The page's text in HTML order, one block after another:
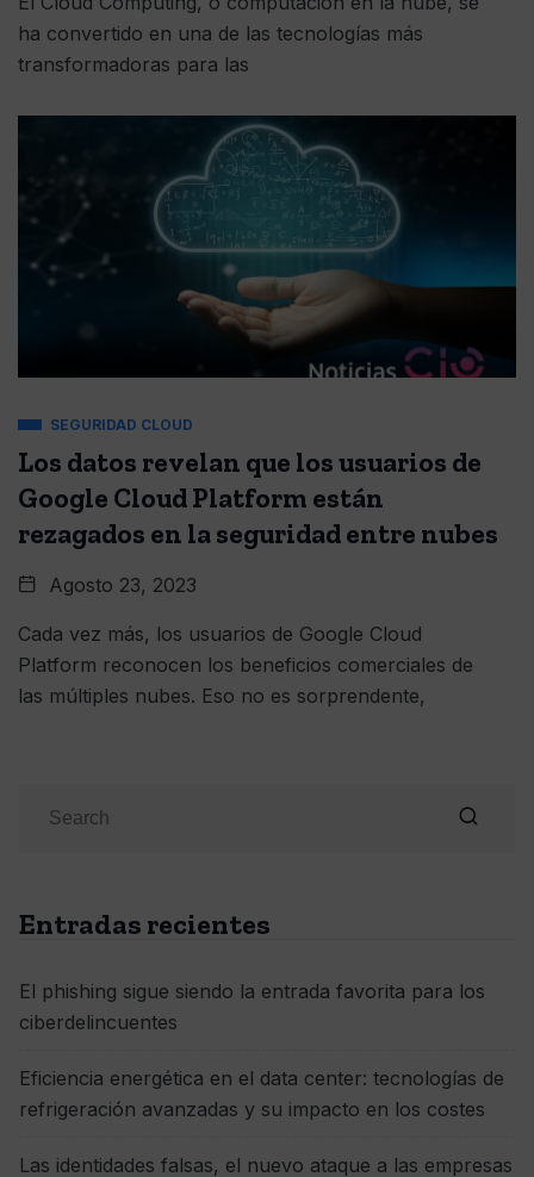
ha convertido en una de las tecnologías más
transformadoras para las
SEGURIDAD CLOUD
Los datos revelan que los usuarios de
Google Cloud Platform están
rezagados en la seguridad entre nubes
Agosto 23, 2023
Cada vez más, los usuarios de Google Cloud
Platform reconocen los beneficios comerciales de
las múltiples nubes. Eso no es sorprendente,
Entradas recientes
El phishing sigue siendo la entrada favorita para los
ciberdelincuentes
Eficiencia energética en el data center: tecnologías de
refrigeración avanzadas y su impacto en los costes
Las identidades falsas, el nuevo ataque a las empresas